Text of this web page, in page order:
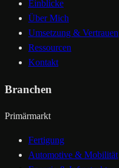
Einblicke
Über Mich
Umsetzung & Vertrauen
Ressourcen
Kontakt
Branchen
Primärmarkt
Fertigung
Automotive & Mobilität